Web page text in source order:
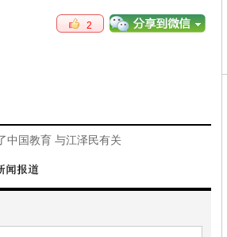
2
中国教育 与江泽民有关